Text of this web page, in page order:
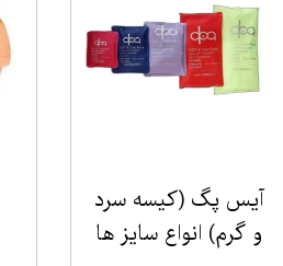
آیس پگ (کیسه سرد
و گرم) انواع سایز ها